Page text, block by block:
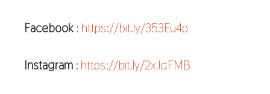
Facebook : https://bit.ly/353Eu4p
Instagram : https://bit.ly/2xJqFMB